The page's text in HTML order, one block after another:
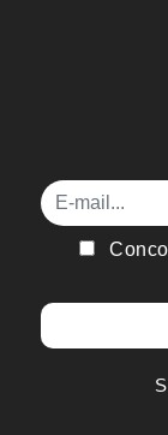
E-mail